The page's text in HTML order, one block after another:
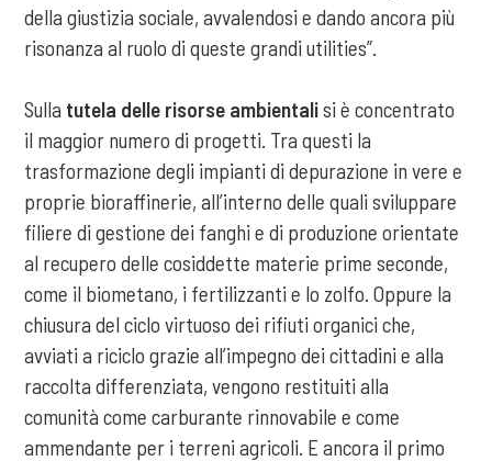
della giustizia sociale, avvalendosi e dando ancora più
risonanza al ruolo di queste grandi utilities”.
Sulla tutela delle risorse ambientalisi è concentrato
il maggior numero di progetti. Tra questi la
trasformazione degli impianti di depurazione in vere e
proprie bioraffinerie, all’interno delle quali sviluppare
filiere di gestione dei fanghi e di produzione orientate
al recupero delle cosiddette materie prime seconde,
come il biometano, i fertilizzanti e lo zolfo. Oppure la
chiusura del ciclo virtuoso dei rifiuti organici che,
avviati a riciclo grazie all’impegno dei cittadini e alla
raccolta differenziata, vengono restituiti alla
comunità come carburante rinnovabile e come
ammendante per i terreni agricoli. E ancora il primo